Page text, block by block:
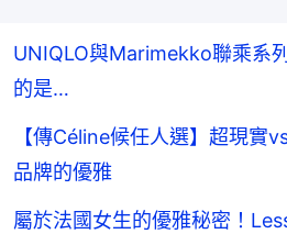
UNIQLO與Marimekko聯乘系
的是…
【傳Céline候任人選】超現
品牌的優雅
屬於法國女生的優雅秘密！